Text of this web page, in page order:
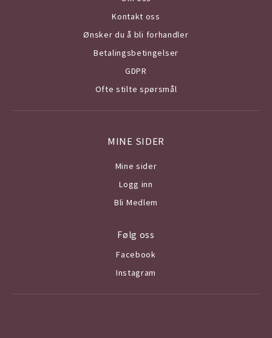
Kontakt oss
Ønsker du å bli forhandler
Betalingsbetingelser
GDPR
Ofte stilte spørsmål
MINE SIDER
Mine sider
Logg inn
Bli Medlem
Følg oss
Facebook
Instagram